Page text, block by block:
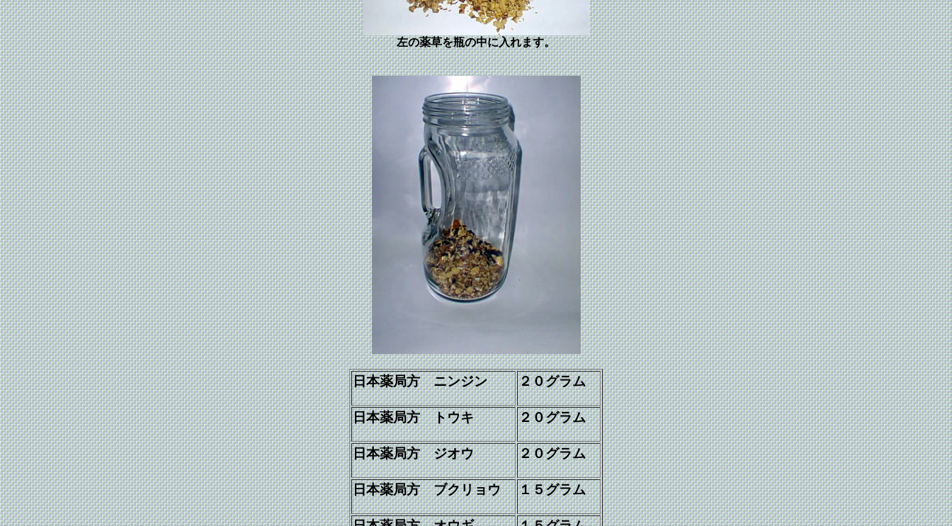
左の薬草を瓶の中に入れます。
日本薬局方 ニンジン ２０グラム
日本薬局方 トウキ ２０グラム
日本薬局方 ジオウ ２０グラム
日本薬局方 ブクリョウ １５グラム